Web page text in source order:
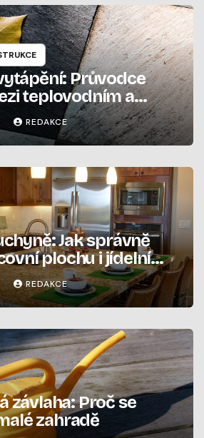
Průvodce
teplovodním a
REDAKCE
Jak správně
plochu i jídelní
REDAKCE
závlaha: Proč se
zahradě